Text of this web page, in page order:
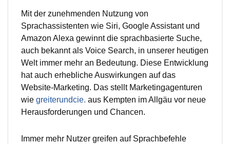
Mit der zunehmenden Nutzung von
Sprachassistenten wie Siri, Google Assistant und
Amazon Alexa gewinnt die sprachbasierte Suche,
auch bekannt als Voice Search, in unserer heutigen
Welt immer mehr an Bedeutung. Diese Entwicklung
hat auch erhebliche Auswirkungen auf das
Website-Marketing. Das stellt Marketingagenturen
wie greiterundcie. aus Kempten im Allgäu vor neue
Herausforderungen und Chancen.
Immer mehr Nutzer greifen auf Sprachbefehle